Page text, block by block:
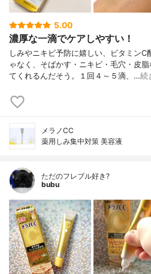
5.00
濃厚な一滴でケアしやすい！
しみやニキビ予防に嬉しい、ビタミンC
ゃなく、そばかす・ニキビ・毛穴・皮
てくれるんだそう。１回４～５滴、…続
メラノCC
薬用しみ集中対策 美容液
ただのフレブル好き?
bubu